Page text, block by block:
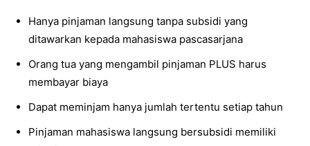
Hanya pinjaman langsung tanpa subsidi yang
ditawarkan kepada mahasiswa pascasarjana
Orang tua yang mengambil pinjaman PLUS harus
membayar biaya
Dapat meminjam hanya jumlah tertentu setiap tahun
Pinjaman mahasiswa langsung bersubsidi memiliki